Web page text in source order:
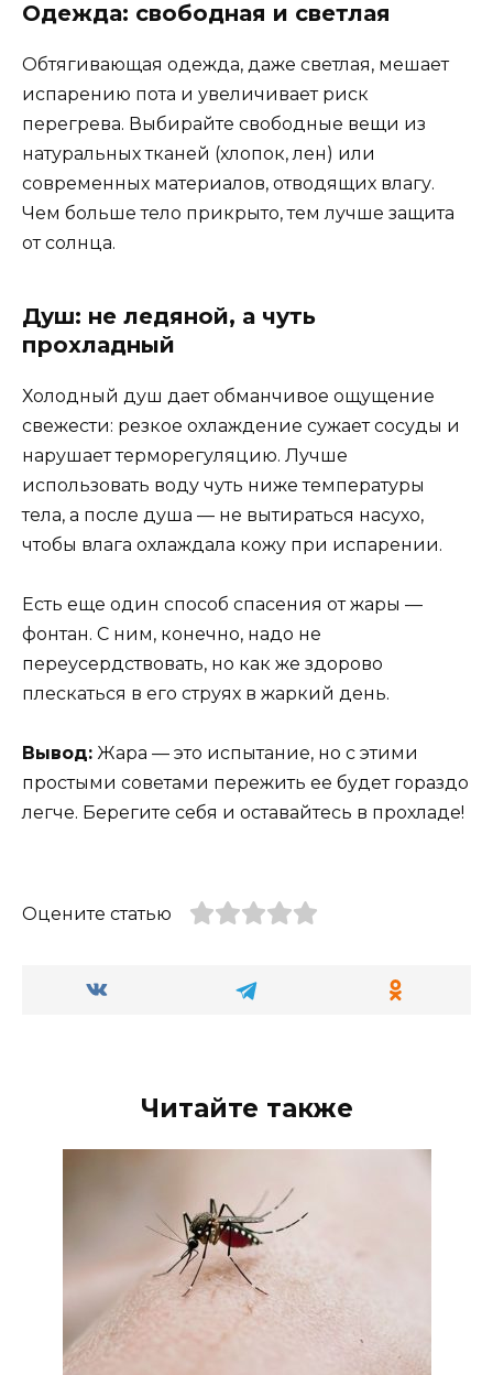
Одежда: свободная и светлая
Обтягивающая одежда, даже светлая, мешает
испарению пота и увеличивает риск
перегрева. Выбирайте свободные вещи из
натуральных тканей (хлопок, лен) или
современных материалов, отводящих влагу.
Чем больше тело прикрыто, тем лучше защита
от солнца.
Душ: не ледяной, а чуть
прохладный
Холодный душ дает обманчивое ощущение
свежести: резкое охлаждение сужает сосуды и
нарушает терморегуляцию. Лучше
использовать воду чуть ниже температуры
тела, а после душа — не вытираться насухо,
чтобы влага охлаждала кожу при испарении.
Есть еще один способ спасения от жары —
фонтан. С ним, конечно, надо не
переусердствовать, но как же здорово
плескаться в его струях в жаркий день.
Вывод: Жара — это испытание, но с этими
простыми советами пережить ее будет гораздо
легче. Берегите себя и оставайтесь в прохладе!
Оцените статью
Читайте также